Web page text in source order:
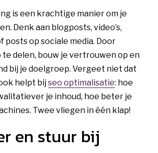
is een krachtige manier om je
Denk aan blogposts, video’s,
posts op sociale media. Door
delen, bouw je vertrouwen op en
bij je doelgroep. Vergeet niet dat
helpt bijseo optimalisatie: hoe
je inhoud, hoe beter je
Twee vliegen in één klap!
en stuur bij